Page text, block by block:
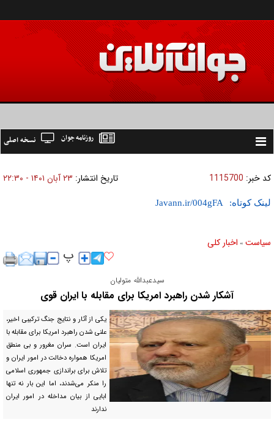
Toggle
نسخه اصلی روزنامه جوان
کد خبر: 1115700 تاریخ انتشار: ۲۳ آبان ۱۴۰۱ - ۲۲:۳۰
لینک کوتاه:
سیاست » اخبار کلی
سیدعبدالله متولیان
آشکار شدن راهبرد امریکا برای مقابله با ایران قوی
یکی از آثار و نتایج جنگ ترکیبی اخیر،
علنی شدن راهبرد امریکا برای مقابله با
ایران است. سران مغرور و بی منطق
امریکا همواره دخالت در امور ایران و
تلاش برای براندازی جمهوری اسلامی
را منکر می‌شدند، اما این بار نه تنها
ابایی از بیان مداخله در امور ایران
ندارند